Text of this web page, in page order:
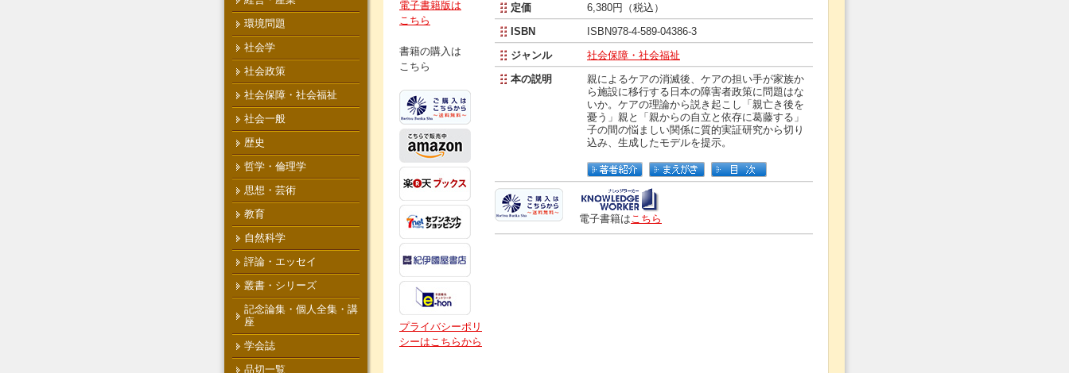
電子書籍版は
こちら
書籍の購入は
こちら
プライバシーポリ
シーはこちらから
定価
6,380円（税込）
ISBN
ISBN978-4-589-04386-3
ジャンル
社会保障・社会福祉
本の説明
親によるケアの消滅後、ケアの担い手が家族か
ら施設に移行する日本の障害者政策に問題はな
いか。ケアの理論から説き起こし「親亡き後を
憂う」親と「親からの自立と依存に葛藤する」
子の間の悩ましい関係に質的実証研究から切り
込み、生成したモデルを提示。
電子書籍はこちら
環境問題
社会学
社会政策
社会保障・社会福祉
社会一般
歴史
哲学・倫理学
思想・芸術
教育
自然科学
評論・エッセイ
叢書・シリーズ
記念論集・個人全集・講
座
学会誌
品切一覧